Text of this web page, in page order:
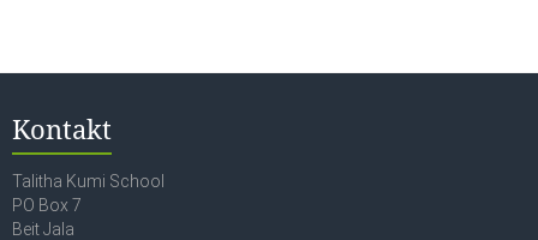
Kontakt
Talitha Kumi School
PO Box 7
Beit Jala